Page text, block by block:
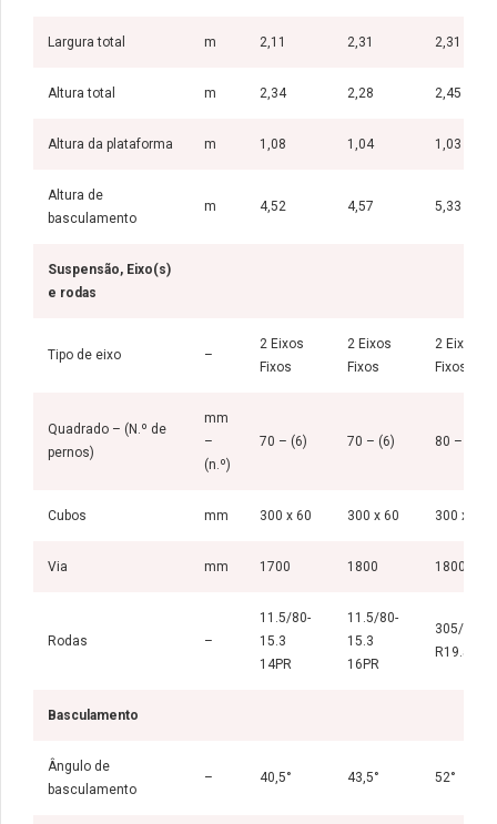
Largura total m 2,11 2,31 2,31
Altura total m 2,34 2,28 2,45
Altura da plataforma m 1,08 1,04 1,03
Altura de
basculamento
m 4,52 4,57 5,33
Suspensão, Eixo(s)
e rodas
Tipo de eixo –
2 Eixos
Fixos
2 Eixos
Fixos
2 Eixos
Fixos
Quadrado – (N.º de
pernos)
mm
–
(n.º)
70 – (6) 70 – (6) 80 – (6)
Cubos mm 300 x 60 300 x 60 300 x 60
Via mm 1700 1800 1800
Rodas –
11.5/80-
15.3
14PR
11.5/80-
15.3
16PR
305/70
R19.5
Basculamento
Ângulo de
basculamento
– 40,5° 43,5° 52°